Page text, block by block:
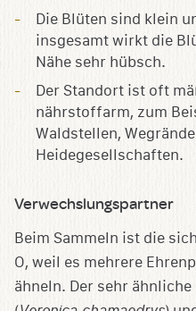
Die Blüten sind klein
insgesamt wirkt die
Nähe sehr hübsch.
Der Standort ist oft
nährstoffarm, zum
Waldstellen,
Heidegesellschaften.
Verwechslungspartner
Beim Sammeln ist die
O, weil es mehrere
ähneln. Der sehr